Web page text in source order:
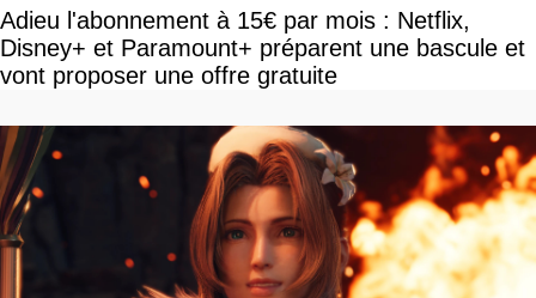
Adieu l'abonnement à 15€ par mois : Netflix,
Disney+ et Paramount+ préparent une bascule et
vont proposer une offre gratuite